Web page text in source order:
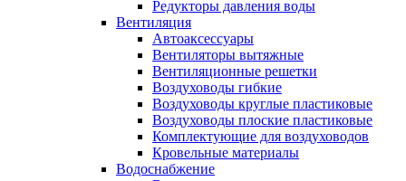
Редукторы давления воды
Вентиляция
Автоаксессуары
Вентиляторы вытяжные
Вентиляционные решетки
Воздуховоды гибкие
Воздуховоды круглые пластиковые
Воздуховоды плоские пластиковые
Комплектующие для воздуховодов
Кровельные материалы
Водоснабжение